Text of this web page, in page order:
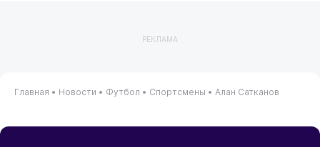
РЕКЛАМА
Главная • Новости • Футбол • Спортсмены • Алан Сатканов